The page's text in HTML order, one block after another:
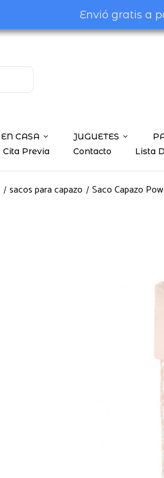
Envió gratis a
EN CASA JUGUETES
Cita Previa Contacto Lista
sacos para capazo Saco Capazo